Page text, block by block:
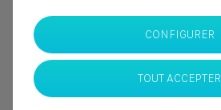
Spoticar Moulay Slimane
Casablanca
CONFIGURER
TOUT ACCEPTER